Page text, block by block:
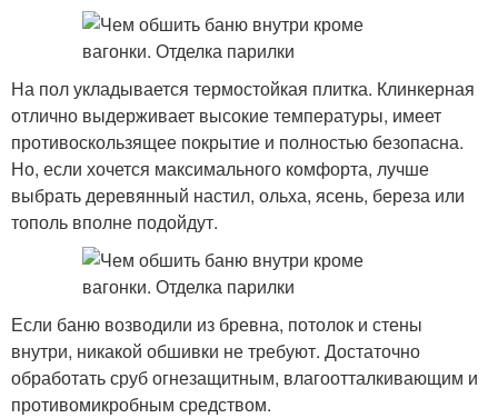
На пол укладывается термостойкая плитка. Клинкерная
отлично выдерживает высокие температуры, имеет
противоскользящее покрытие и полностью безопасна.
Но, если хочется максимального комфорта, лучше
выбрать деревянный настил, ольха, ясень, береза или
тополь вполне подойдут.
Если баню возводили из бревна, потолок и стены
внутри, никакой обшивки не требуют. Достаточно
обработать сруб огнезащитным, влагоотталкивающим и
противомикробным средством.